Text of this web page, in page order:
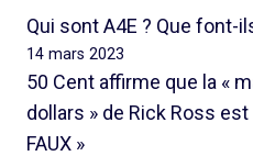
Qui sont A4E ? Que font-
14 mars 2023
50 Cent affirme que la «
dollars » de Rick Ross
FAUX »